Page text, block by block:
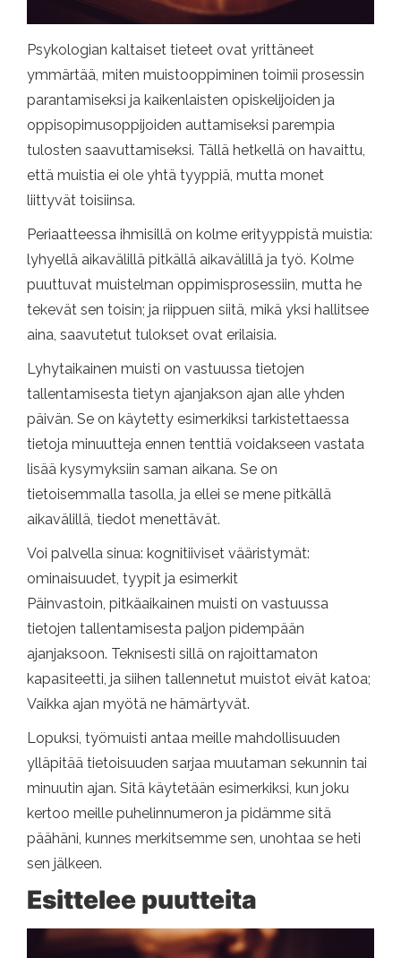
Psykologian kaltaiset tieteet ovat yrittäneet
ymmärtää, miten muistooppiminen toimii prosessin
parantamiseksi ja kaikenlaisten opiskelijoiden ja
oppisopimusoppijoiden auttamiseksi parempia
tulosten saavuttamiseksi. Tällä hetkellä on havaittu,
että muistia ei ole yhtä tyyppiä, mutta monet
liittyvät toisiinsa.
Periaatteessa ihmisillä on kolme erityyppistä muistia:
lyhyellä aikavälillä pitkällä aikavälillä ja työ. Kolme
puuttuvat muistelman oppimisprosessiin, mutta he
tekevät sen toisin; ja riippuen siitä, mikä yksi hallitsee
aina, saavutetut tulokset ovat erilaisia.
Lyhytaikainen muisti on vastuussa tietojen
tallentamisesta tietyn ajanjakson ajan alle yhden
päivän. Se on käytetty esimerkiksi tarkistettaessa
tietoja minuutteja ennen tenttiä voidakseen vastata
lisää kysymyksiin saman aikana. Se on
tietoisemmalla tasolla, ja ellei se mene pitkällä
aikavälillä, tiedot menettävät.
Voi palvella sinua: kognitiiviset vääristymät:
ominaisuudet, tyypit ja esimerkit
Päinvastoin, pitkäaikainen muisti on vastuussa
tietojen tallentamisesta paljon pidempään
ajanjaksoon. Teknisesti sillä on rajoittamaton
kapasiteetti, ja siihen tallennetut muistot eivät katoa;
Vaikka ajan myötä ne hämärtyvät.
Lopuksi, työmuisti antaa meille mahdollisuuden
ylläpitää tietoisuuden sarjaa muutaman sekunnin tai
minuutin ajan. Sitä käytetään esimerkiksi, kun joku
kertoo meille puhelinnumeron ja pidämme sitä
päähäni, kunnes merkitsemme sen, unohtaa se heti
sen jälkeen.
Esittelee puutteita